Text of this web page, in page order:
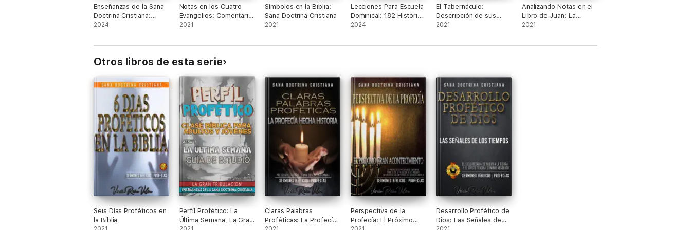
Enseñanzas de la Sana
Doctrina Cristiana:
Tesoros Bíblicos
2024
Notas en los Cuatro
Evangelios: Comentario
Bíblico
2021
Símbolos en la Biblia:
Sana Doctrina Cristiana
2021
Lecciones Para Escuela
Dominical: 182 Historias
Bíblicas
2024
El Tabernáculo:
Descripción de sus
Componentes
2021
Analizando Notas en el
Libro de Juan: La
Contribución de Juan a
Nuevo Testamento
2021
Otros libros de esta serie
Seis Días Proféticos en
la Biblia
Perfíl Profético: La
Última Semana, La Gran
Claras Palabras
Proféticas: La Profecía
Perspectiva de la
Profecía: El Próximo
Desarrollo Profético de
Dios: Las Señales de